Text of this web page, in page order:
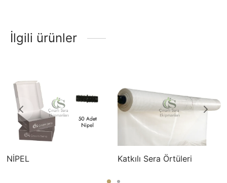
İlgili ürünler
NİPEL Katkılı Sera Örtüleri